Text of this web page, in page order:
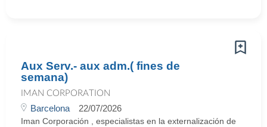
Aux Serv.- aux adm.( fines de
semana)
IMAN CORPORATION
Barcelona 22/07/2026
Iman Corporación , especialistas en la externalización de